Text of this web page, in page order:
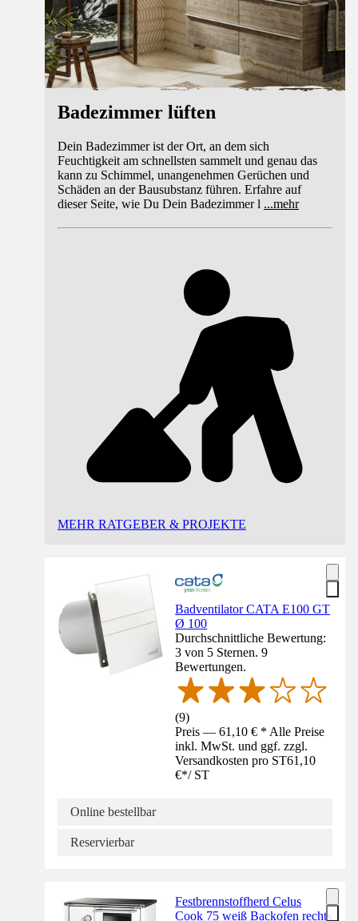
Badezimmer lüften
Dein Badezimmer ist der Ort, an dem sich
Feuchtigkeit am schnellsten sammelt und genau das
kann zu Schimmel, unangenehmen Gerüchen und
Schäden an der Bausubstanz führen. Erfahre auf
dieser Seite, wie Du Dein Badezimmer l ...mehr
MEHR RATGEBER & PROJEKTE
Badventilator CATA E100 GT
Ø 100
Durchschnittliche Bewertung:
3 von 5 Sternen. 9
Bewertungen.
(9)
Preis — 61,10 € * Alle Preise
inkl. MwSt. und ggf. zzgl.
Versandkosten pro ST61,10
€*/ ST
Online bestellbar
Reservierbar
Festbrennstoffherd Celus
Cook 75 weiß Backofen rechts